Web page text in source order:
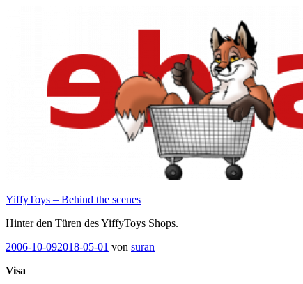
YiffyToys – Behind the scenes
Hinter den Türen des YiffyToys Shops.
Veröffentlicht
2006-10-092018-05-01 von suran
Visa